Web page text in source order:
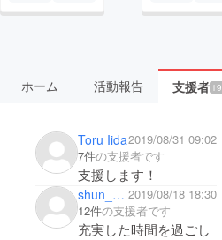
ホーム 活動報告 支援者 19
Toru Iida2019/08/31 09:02
7件の支援者です
支援します！
shun_singing 2019/08/18 18:30
12件の支援者です
充実した時間を過ごし